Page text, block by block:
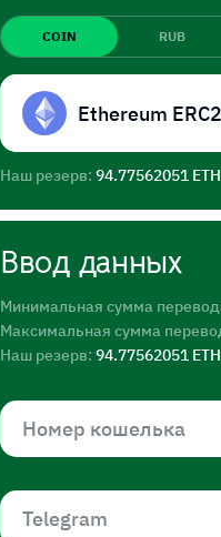
COIN RUB
Ethereum
Наш резерв: 94.77562051 ETH
Ввод данных
Минимальная сумма
Максимальная сумма
Наш резерв: 94.77562051 ETH